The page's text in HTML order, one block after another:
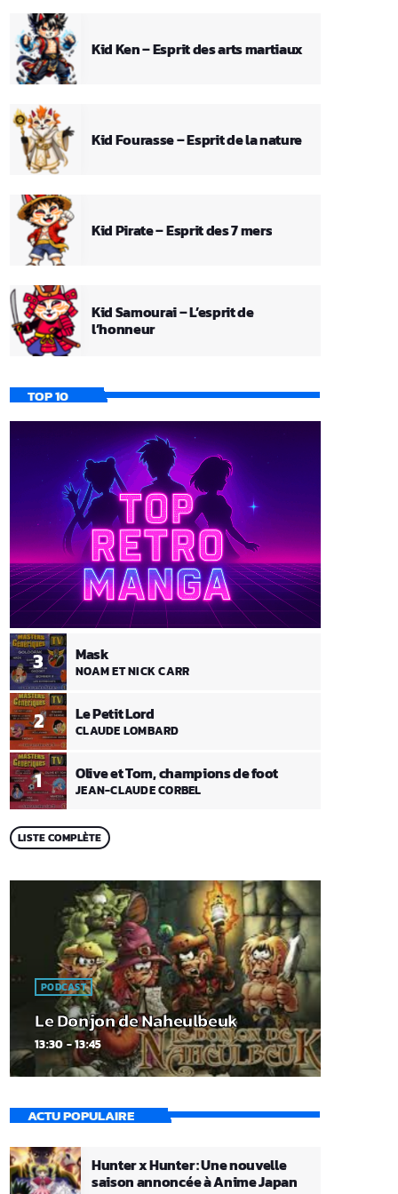
Kid Ken – Esprit des arts martiaux
Kid Fourasse – Esprit de la nature
Kid Pirate – Esprit des 7 mers
Kid Samourai – L’esprit de
l’honneur
TOP 10
1 Olive et Tom, champions de foot
JEAN-CLAUDE CORBEL
2 Le Petit Lord
CLAUDE LOMBARD
3 Mask
NOAM ET NICK CARR
LISTE COMPLÈTE
PODCAST
Le Donjon de Naheulbeuk
13:30 - 13:45
ACTU POPULAIRE
Hunter x Hunter : Une nouvelle
saison annoncée à Anime Japan